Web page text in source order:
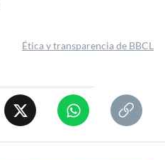
Ética y transparencia de BBCL